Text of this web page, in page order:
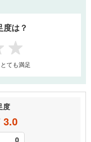
度は？
5
とても満足
度
3.0
0